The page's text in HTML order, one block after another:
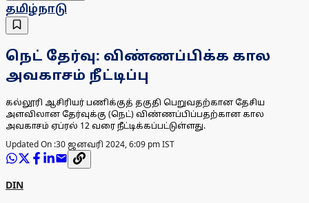
தமிழ்நாடு
நெட் தேர்வு: விண்ணப்பிக்க கால
அவகாசம் நீட்டிப்பு
கல்லூரி ஆசிரியர் பணிக்குத் தகுதி பெறுவதற்கான தேசிய
அளவிலான தேர்வுக்கு (நெட்) விண்ணப்பிப்பதற்கான கால
அவகாசம் ஏப்ரல் 12 வரை நீட்டிக்கப்பட்டுள்ளது.
Updated On :30 ஜனவரி 2024, 6:09 pm IST
DIN